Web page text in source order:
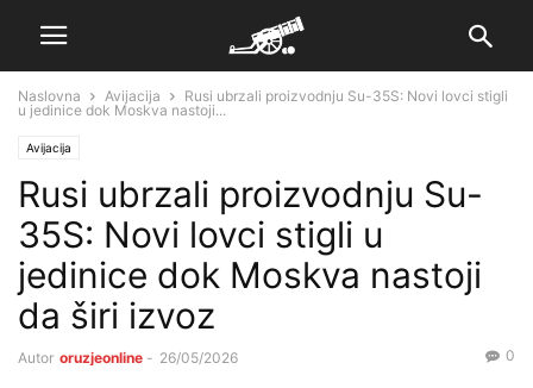
Naslovna Avijacija
Rusi ubrzali proizvodnju Su-35S: Novi lovci stigli
u jedinice dok Moskva nastoji...
Avijacija
Rusi ubrzali proizvodnju Su-
35S: Novi lovci stigli u
jedinice dok Moskva nastoji
da širi izvoz
Autor oruzjeonline - 26/05/2026 0